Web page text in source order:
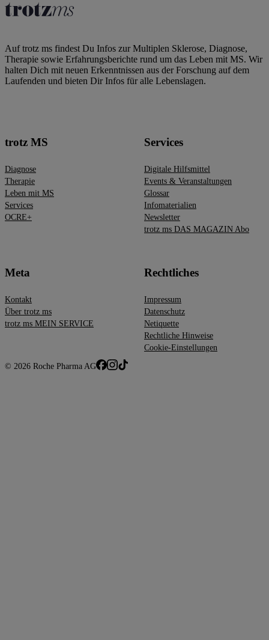
Auf trotz ms findest Du Infos zur Multiplen Sklerose, Diagnose,
Therapie sowie Erfahrungsberichte rund um das Leben mit MS. Wir
halten Dich mit neuen Erkenntnissen aus der Forschung auf dem
Laufenden und bieten Dir Infos für alle Lebenslagen.
trotz MS
Diagnose
Therapie
Leben mit MS
Services
OCRE+
Services
Digitale Hilfsmittel
Events & Veranstaltungen
Glossar
Infomaterialien
Newsletter
trotz ms DAS MAGAZIN Abo
Meta
Kontakt
Über trotz ms
trotz ms MEIN SERVICE
Rechtliches
Impressum
Datenschutz
Netiquette
Rechtliche Hinweise
Cookie-Einstellungen
© 2026 Roche Pharma AG